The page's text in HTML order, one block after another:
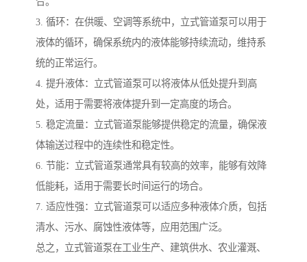
3. 循环：在供暖、空调等系统中，立式管道泵可以用于
液体的循环，确保系统内的液体能够持续流动，维持系
统的正常运行。
4. 提升液体：立式管道泵可以将液体从低处提升到高
处，适用于需要将液体提升到一定高度的场合。
5. 稳定流量：立式管道泵能够提供稳定的流量，确保液
体输送过程中的连续性和稳定性。
6. 节能：立式管道泵通常具有较高的效率，能够有效降
低能耗，适用于需要长时间运行的场合。
7. 适应性强：立式管道泵可以适应多种液体介质，包括
清水、污水、腐蚀性液体等，应用范围广泛。
总之，立式管道泵在工业生产、建筑供水、农业灌溉、